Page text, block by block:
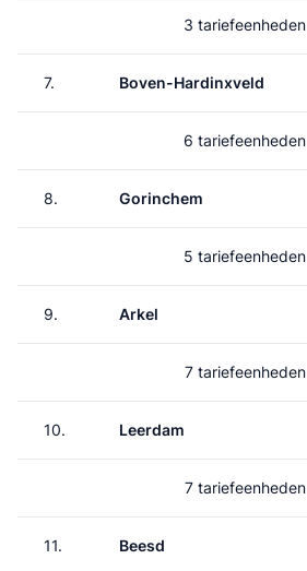
3 tariefeenheden
7. Boven-Hardinxveld
6 tariefeenheden
8. Gorinchem
5 tariefeenheden
9. Arkel
7 tariefeenheden
10. Leerdam
7 tariefeenheden
11. Beesd